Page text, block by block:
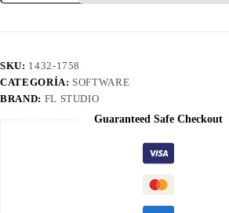
SKU: 1432-1758
CATEGORÍA: SOFTWARE
BRAND: FL STUDIO
Guaranteed Safe Checkout